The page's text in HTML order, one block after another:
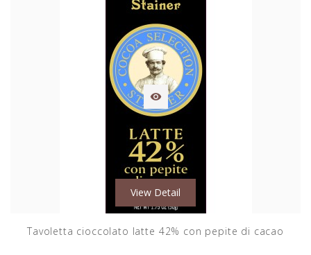

View Detail
Tavoletta cioccolato latte 42% con pepite di cacao